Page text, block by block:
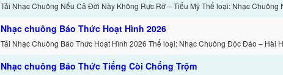
Tải Nhạc Chuông Nếu Cả Đời Này Không Rực Rỡ – Tiểu Mỹ Thể loại: Nhạc
Nhạc chuông Báo Thức Hoạt Hình 2026
Tải Nhạc Chuông Báo Thức Hoạt Hình 2026 Thể loại: Nhạc Chuông Độc Đáo – Hài
Nhạc chuông Báo Thức Tiếng Còi Chống Trộm